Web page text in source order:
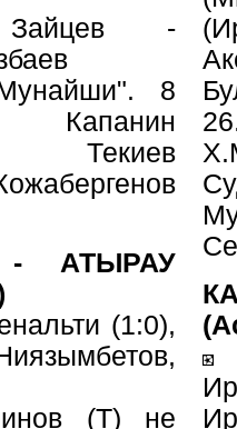
-
8
Текиев
- АТЫРАУ
(1:0),
(Т) не